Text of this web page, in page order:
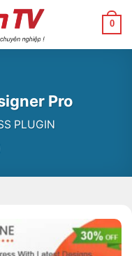
0
Pro
PLUGIN